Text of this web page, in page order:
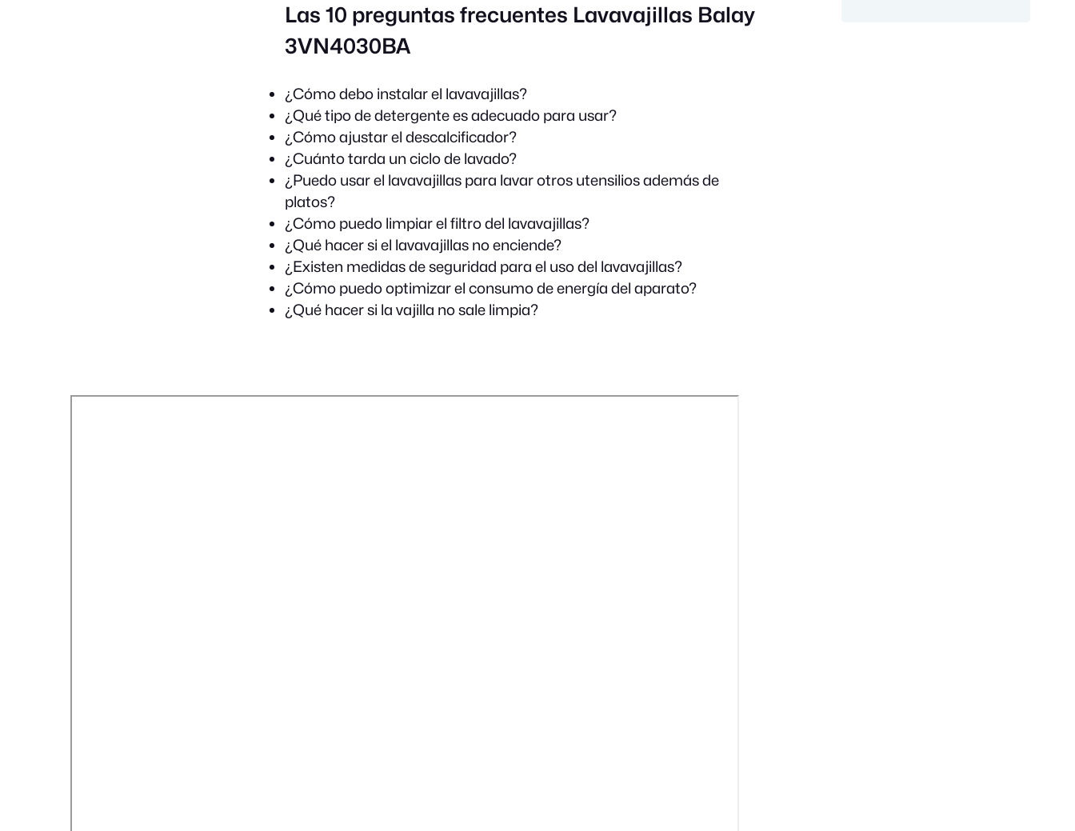
Las 10 preguntas frecuentes Lavavajillas Balay
3VN4030BA
¿Cómo debo instalar el lavavajillas?
¿Qué tipo de detergente es adecuado para usar?
¿Cómo ajustar el descalcificador?
¿Cuánto tarda un ciclo de lavado?
¿Puedo usar el lavavajillas para lavar otros utensilios además de
platos?
¿Cómo puedo limpiar el filtro del lavavajillas?
¿Qué hacer si el lavavajillas no enciende?
¿Existen medidas de seguridad para el uso del lavavajillas?
¿Cómo puedo optimizar el consumo de energía del aparato?
¿Qué hacer si la vajilla no sale limpia?